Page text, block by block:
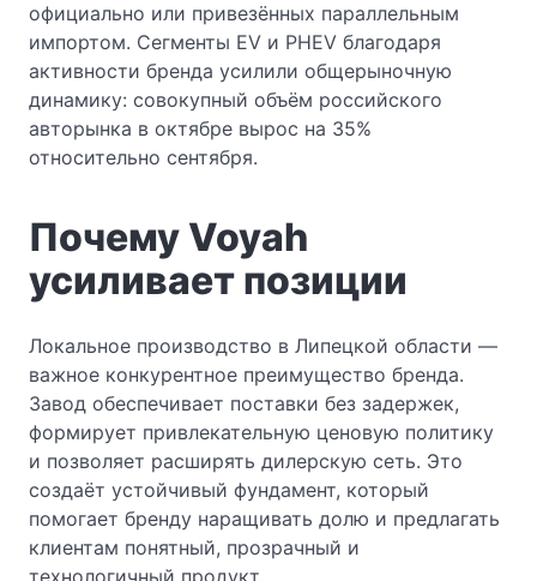
официально или привезённых параллельным
импортом. Сегменты EV и PHEV благодаря
активности бренда усилили общерыночную
динамику: совокупный объём российского
авторынка в октябре вырос на 35%
относительно сентября.
Почему Voyah
усиливает позиции
Локальное производство в Липецкой области —
важное конкурентное преимущество бренда.
Завод обеспечивает поставки без задержек,
формирует привлекательную ценовую политику
и позволяет расширять дилерскую сеть. Это
создаёт устойчивый фундамент, который
помогает бренду наращивать долю и предлагать
клиентам понятный, прозрачный и
технологичный продукт.